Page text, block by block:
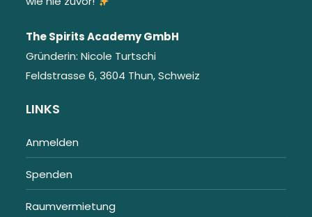
The Spirits Academy GmbH
Gründerin: Nicole Turtschi
Feldstrasse 6, 3604 Thun, Schweiz
LINKS
Anmelden
Spenden
Raumvermietung